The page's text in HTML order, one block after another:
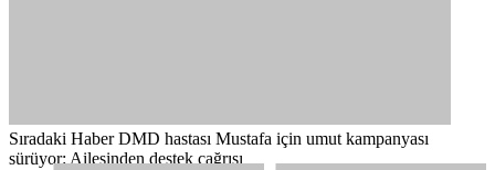
Sıradaki Haber DMD hastası Mustafa için umut kampanyası
sürüyor: Ailesinden destek çağrısı